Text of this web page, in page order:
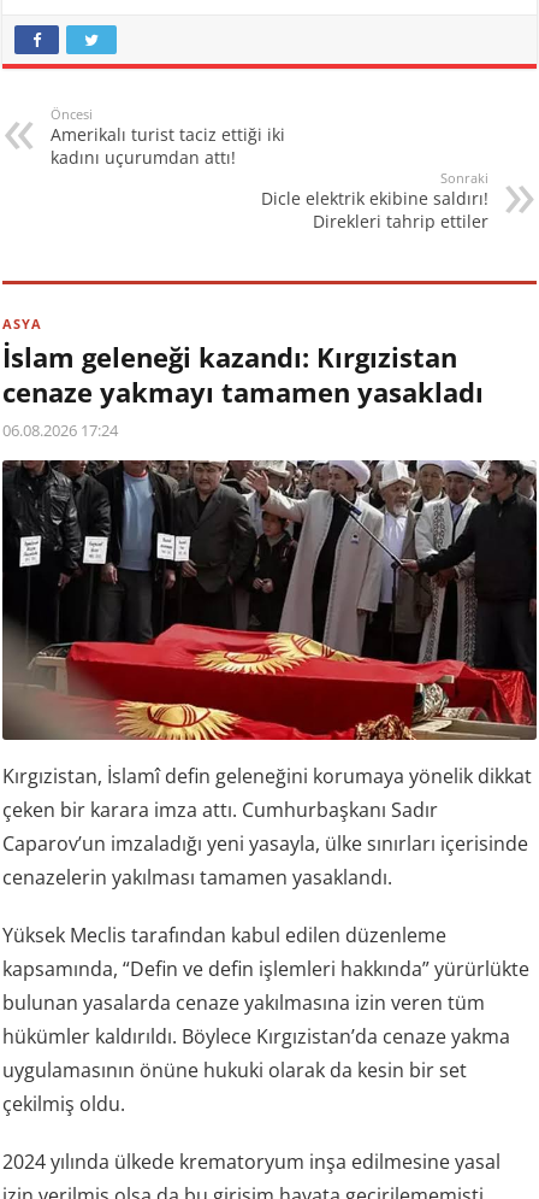
Öncesi
Amerikalı turist taciz ettiği iki
kadını uçurumdan attı!
Sonraki
Dicle elektrik ekibine saldırı!
Direkleri tahrip ettiler
ASYA
İslam geleneği kazandı: Kırgızistan
cenaze yakmayı tamamen yasakladı
06.08.2026 17:24
Kırgızistan, İslamî defin geleneğini korumaya yönelik dikkat
çeken bir karara imza attı. Cumhurbaşkanı Sadır
Caparov’un imzaladığı yeni yasayla, ülke sınırları içerisinde
cenazelerin yakılması tamamen yasaklandı.
Yüksek Meclis tarafından kabul edilen düzenleme
kapsamında, “Defin ve defin işlemleri hakkında” yürürlükte
bulunan yasalarda cenaze yakılmasına izin veren tüm
hükümler kaldırıldı. Böylece Kırgızistan’da cenaze yakma
uygulamasının önüne hukuki olarak da kesin bir set
çekilmiş oldu.
2024 yılında ülkede krematoryum inşa edilmesine yasal